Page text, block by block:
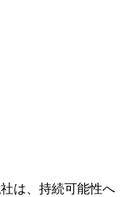
社は、持続可能性へ